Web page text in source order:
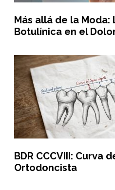
Más allá de la Moda:
Botulínica en el
BDR CCCVIII: Curva
Ortodoncista